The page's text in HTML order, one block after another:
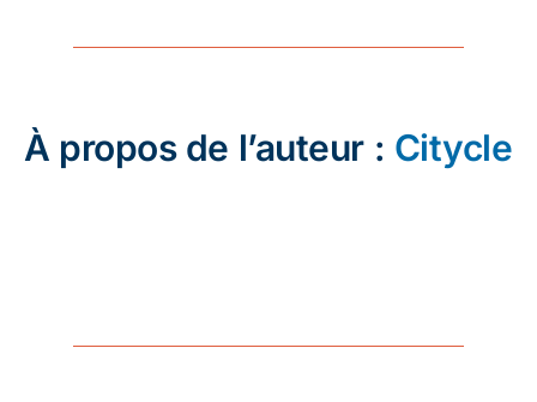
À propos de l’auteur : Citycle